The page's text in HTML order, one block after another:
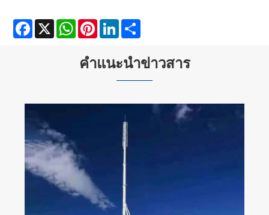
Facebook
X WhatsAppPinterestLinkedIn
คำแนะนำข่าวสาร
อะไรทำให้ Steel Pipe Tower เป็นตัวเลือกที่
สำคัญสำหรับโครงสร้างพื้นฐานสมัยใหม่
ดูเพิ่มเติม >>